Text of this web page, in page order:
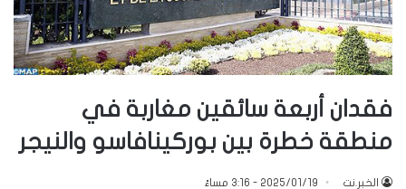
فقدان أربعة سائقين مغاربة في
منطقة خطرة بين بوركينافاسو والنيجر
الخبر.نت 2025/01/19 - 3:16 مساءً